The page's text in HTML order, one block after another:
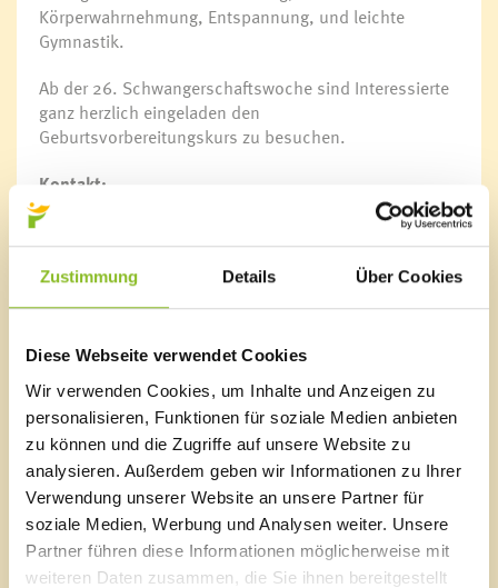
Zustimmung Details Über Cookies
Diese Webseite verwendet Cookies
Wir verwenden Cookies, um Inhalte und Anzeigen zu
personalisieren, Funktionen für soziale Medien anbieten
zu können und die Zugriffe auf unsere Website zu
analysieren. Außerdem geben wir Informationen zu Ihrer
Verwendung unserer Website an unsere Partner für
soziale Medien, Werbung und Analysen weiter. Unsere
Partner führen diese Informationen möglicherweise mit
weiteren Daten zusammen, die Sie ihnen bereitgestellt
Körperwahrnehmung, Entspannung, und leichte
Gymnastik.
Ab der 26. Schwangerschaftswoche sind Interessierte
ganz herzlich eingeladen den
Geburtsvorbereitungskurs zu besuchen.
Kontakt:
Leitung: Dipl. Hebamme Helga Hartmann
5 Abende zu je ca. 1,5 Stunden – immer dienstags von
Ort: Bewegungsraum im Kindergarten Einlis
Kosten: € 95,--
0664/6450090 oder
hebamme.helga@cable.vol.at
Anmeldeschluss: 2 Wochen vor Kursbeginn
Mitzubringen: bequeme Kleidung, Socken, Decke und
eventuell etwas zu trinken
Termine:
Kurs II: 30.05. – 27.06. 2017
Kurs III: 26.09. – 24.10. 2107